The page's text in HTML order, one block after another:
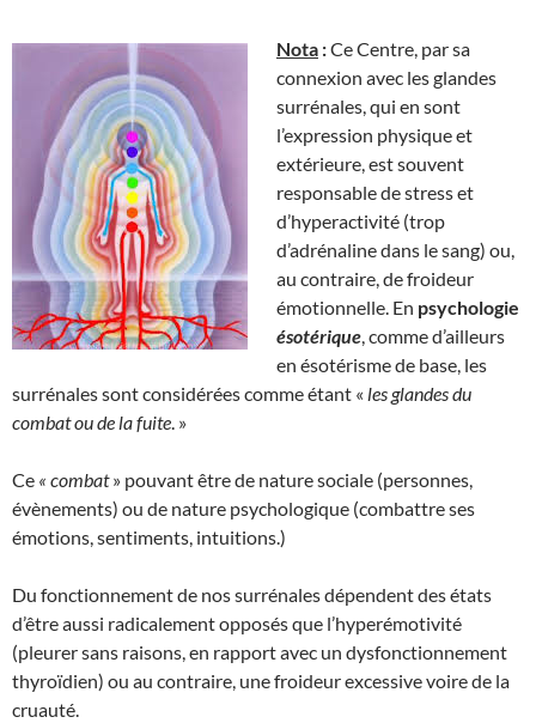
Nota :Ce Centre, par sa
connexion avec les glandes
surrénales, qui en sont
l’expression physique et
extérieure, est souvent
responsable de stress et
d’hyperactivité (trop
d’adrénaline dans le sang) ou,
au contraire, de froideur
émotionnelle. En psychologie
ésotérique, comme d’ailleurs
en ésotérisme de base, les
surrénales sont considérées comme étant « les glandes du
combat ou de la fuite. »
Ce « combat» pouvant être de nature sociale (personnes,
évènements) ou de nature psychologique (combattre ses
émotions, sentiments, intuitions.)
Du fonctionnement de nos surrénales dépendent des états
d’être aussi radicalement opposés que l’hyperémotivité
(pleurer sans raisons, en rapport avec un dysfonctionnement
thyroïdien) ou au contraire, une froideur excessive voire de la
cruauté.